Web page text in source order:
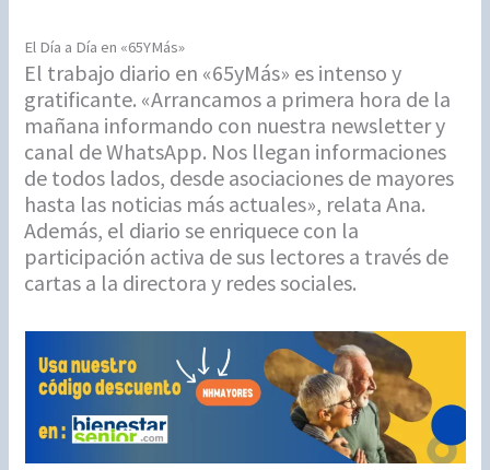
El Día a Día en «65YMás»
El trabajo diario en «65yMás» es intenso y
gratificante. «Arrancamos a primera hora de la
mañana informando con nuestra newsletter y
canal de WhatsApp. Nos llegan informaciones
de todos lados, desde asociaciones de mayores
hasta las noticias más actuales», relata Ana.
Además, el diario se enriquece con la
participación activa de sus lectores a través de
cartas a la directora y redes sociales.